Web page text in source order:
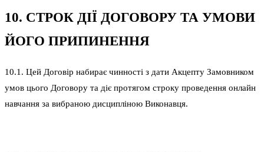
10. СТРОК ДІЇ ДОГОВОРУ ТА УМОВИ
ЙОГО ПРИПИНЕННЯ
10.1. Цей Договір набирає чинності з дати Акцепту Замовником
умов цього Договору та діє протягом строку проведення онлайн
навчання за вибраною дисципліною Виконавця.